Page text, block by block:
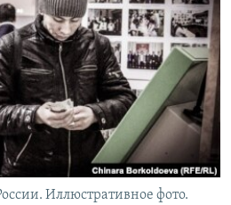
Иллюстративное фото.